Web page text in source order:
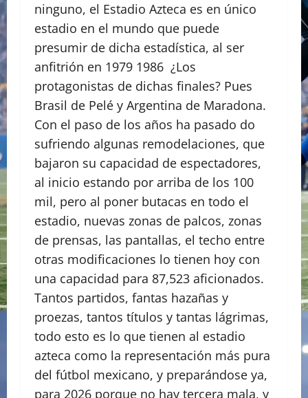
ninguno, el Estadio Azteca es en único
estadio en el mundo que puede
presumir de dicha estadística, al ser
anfitrión en 1979 1986 ¿Los
protagonistas de dichas finales? Pues
Brasil de Pelé y Argentina de Maradona.
Con el paso de los años ha pasado do
sufriendo algunas remodelaciones, que
bajaron su capacidad de espectadores,
al inicio estando por arriba de los 100
mil, pero al poner butacas en todo el
estadio, nuevas zonas de palcos, zonas
de prensas, las pantallas, el techo entre
otras modificaciones lo tienen hoy con
una capacidad para 87,523 aficionados.
Tantos partidos, fantas hazañas y
proezas, tantos títulos y tantas lágrimas,
todo esto es lo que tienen al estadio
azteca como la representación más pura
del fútbol mexicano, y preparándose ya,
para 2026 porque no hay tercera mala, y